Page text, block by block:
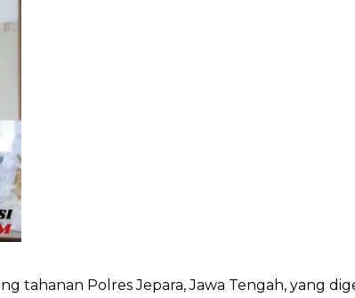
tahanan Polres Jepara, Jawa Tengah, yang